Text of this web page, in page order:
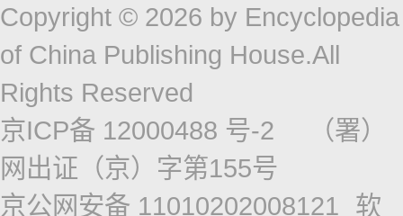
Copyright © 2026 by Encyclopedia
of China Publishing House.All
Rights Reserved
京ICP备 12000488 号-2
（署）
网出证（京）字第155号
京公网安备 11010202008121
软